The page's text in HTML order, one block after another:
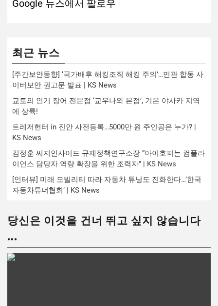
Google 뉴스에서 팔로우
최근 뉴스
[주간보안동향] ‘국가배후 해킹조직 해킹 주의’…민관 합동 사
이버보안 권고문 발표 | KS News
교토의 인기 장어 전문점 ‘교우나와 본점’, 기온 야사카 지역
에 상륙!
트레저헌터 in 진안 사전등록…5000만 원 주인공은 누가? |
KS News
김정훈 씨지인사이드 규제정책연구소장 “아이호퍼는 컴플라
이언스 담당자 역량 확장을 위한 조력자” | KS News
[인터뷰] 미래 모빌리티 따라 자동차 튜닝도 진화한다…’한국
자동차튜너협회’ | KS News
당신은 이것을 건너 뛰고 싶지 않습니다
...